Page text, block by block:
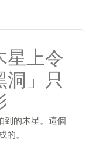
星上令
洞」只
到的木星。這個
的。